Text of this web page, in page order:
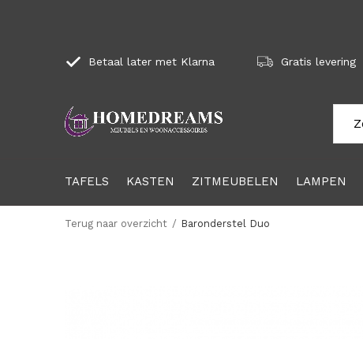
TAFELS KASTEN ZITMEUBELEN LAMPEN
Betaal later met Klarna Gratis levering
Terug naar overzicht Baronderstel Duo